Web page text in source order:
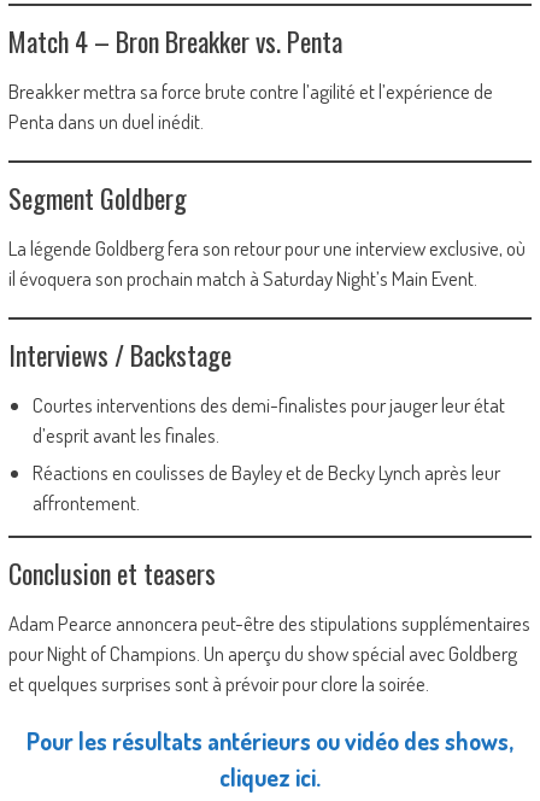
Match 4 – Bron Breakker vs. Penta
Breakker mettra sa force brute contre l’agilité et l’expérience de
Penta dans un duel inédit.
Segment Goldberg
La légende Goldberg fera son retour pour une interview exclusive, où
il évoquera son prochain match à Saturday Night’s Main Event.
Interviews / Backstage
Courtes interventions des demi-finalistes pour jauger leur état
d’esprit avant les finales.
Réactions en coulisses de Bayley et de Becky Lynch après leur
affrontement.
Conclusion et teasers
Adam Pearce annoncera peut-être des stipulations supplémentaires
pour Night of Champions. Un aperçu du show spécial avec Goldberg
et quelques surprises sont à prévoir pour clore la soirée.
Pour les résultats antérieurs ou vidéo des shows,
cliquez ici.